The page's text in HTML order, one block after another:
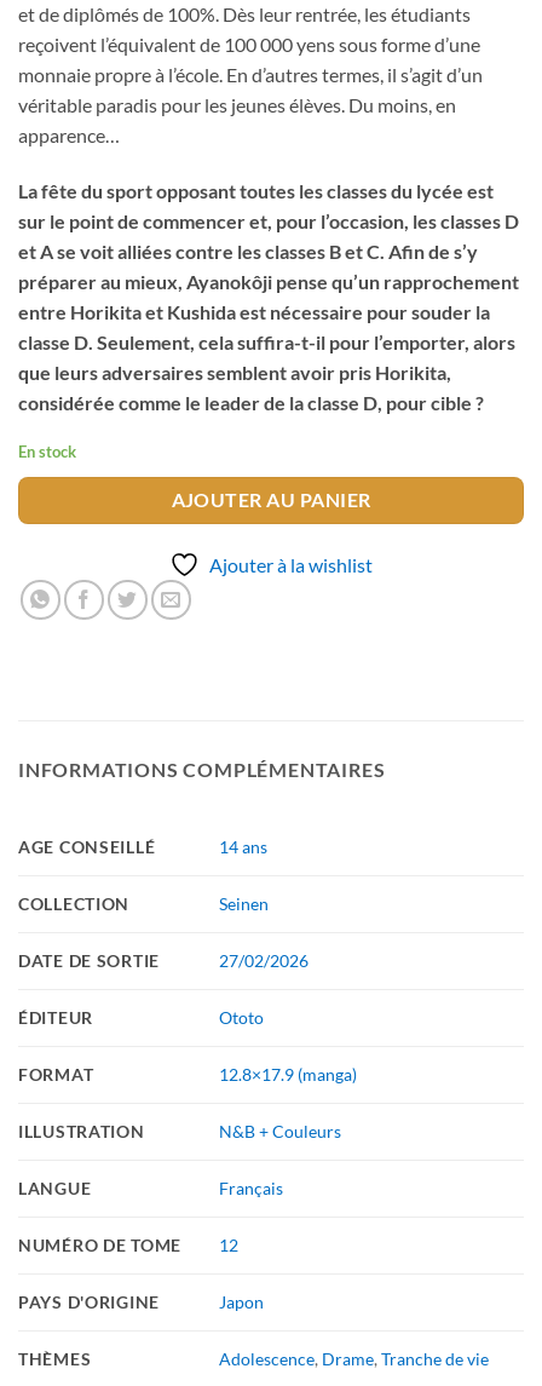
et de diplômés de 100%. Dès leur rentrée, les étudiants
reçoivent l’équivalent de 100 000 yens sous forme d’une
monnaie propre à l’école. En d’autres termes, il s’agit d’un
véritable paradis pour les jeunes élèves. Du moins, en
apparence…
La fête du sport opposant toutes les classes du lycée est
sur le point de commencer et, pour l’occasion, les classes D
et A se voit alliées contre les classes B et C. Afin de s’y
préparer au mieux, Ayanokôji pense qu’un rapprochement
entre Horikita et Kushida est nécessaire pour souder la
classe D. Seulement, cela suffira-t-il pour l’emporter, alors
que leurs adversaires semblent avoir pris Horikita,
considérée comme le leader de la classe D, pour cible ?
En stock
AJOUTER AU PANIER
Ajouter à la wishlist
INFORMATIONS COMPLÉMENTAIRES
AGE CONSEILLÉ 14 ans
COLLECTION Seinen
DATE DE SORTIE 27/02/2026
ÉDITEUR Ototo
FORMAT 12.8×17.9 (manga)
ILLUSTRATION N&B + Couleurs
LANGUE Français
NUMÉRO DE TOME 12
PAYS D'ORIGINE Japon
THÈMES Adolescence, Drame,Tranche de vie